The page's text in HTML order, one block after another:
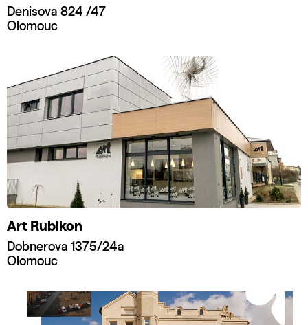
Denisova 824 /47
Olomouc
Art Rubikon
Dobnerova 1375/24a
Olomouc